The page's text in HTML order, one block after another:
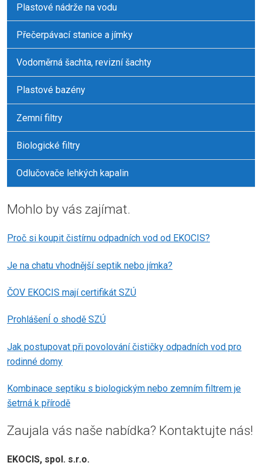
Plastové nádrže na vodu
Přečerpávací stanice a jímky
Vodoměrná šachta, revizní šachty
Plastové bazény
Zemní filtry
Biologické filtry
Odlučovače lehkých kapalin
Mohlo by vás zajímat.
Proč si koupit čistírnu odpadních vod od EKOCIS?
Je na chatu vhodnější septik nebo jímka?
ČOV EKOCIS mají certifikát SZÚ
ProhlášenÍ o shodě SZÚ
Jak postupovat při povolování čističky odpadních vod pro
rodinné domy
Kombinace septiku s biologickým nebo zemním filtrem je
šetrná k přírodě
Zaujala vás naše nabídka? Kontaktujte nás!
EKOCIS, spol. s.r.o.